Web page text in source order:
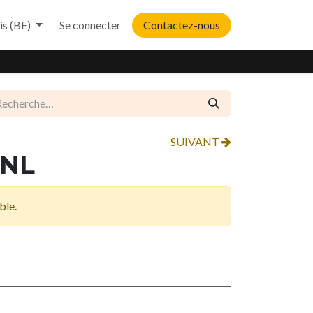
(BE) Se connecter Contactez-nous
SUIVANT